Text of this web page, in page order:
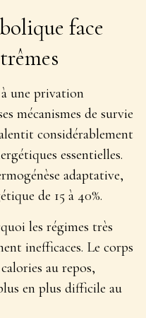
face
une privation
mécanismes de survie
considérablement
essentielles.
adaptative,
de 15 à 40%.
les régimes très
inefficaces. Le corps
au repos,
en plus difficile au